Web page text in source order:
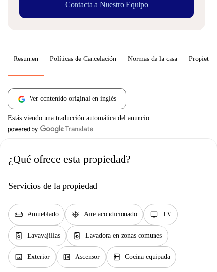
Contacta a Nuestro Equipo
Resumen Políticas de Cancelación Normas de la casa
Ver contenido original en inglés
Estás viendo una traducción automática del anuncio
¿Qué ofrece esta propiedad?
Servicios de la propiedad
chair Amueblado ac_unit Aire acondicionado tv TV
dishwasher_gen Lavavajillas local_laundry_service Lavadora en zonas comunes
image Exterior elevator Ascensor kitchen Cocina equipada